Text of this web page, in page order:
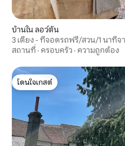
บ้านใน ลอว์ตัน
3 เตียง - ที่จอดรถฟรี/สวน/1 นาทีจ
สถานที่ · ครอบครัว · ความถูกต้อง
โดนใจเกสต์
โดนใจเกสต์